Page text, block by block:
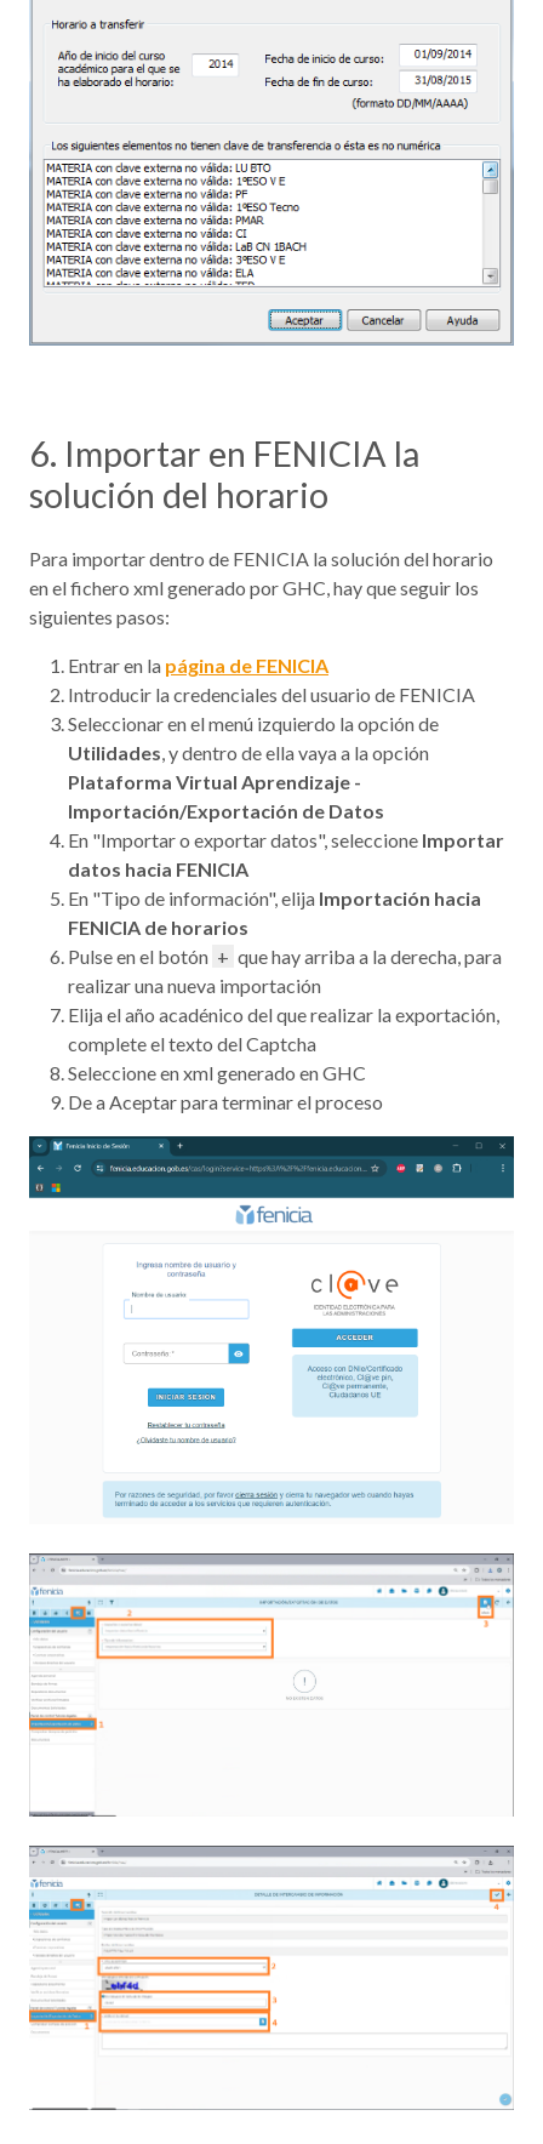
6. Importar en FENICIA la
solución del horario
Para importar dentro de FENICIA la solución del horario
en el fichero xml generado por GHC, hay que seguir los
siguientes pasos:
Entrar en la página de FENICIA
Introducir la credenciales del usuario de FENICIA
Seleccionar en el menú izquierdo la opción de
Utilidades, y dentro de ella vaya a la opción
Plataforma Virtual Aprendizaje -
Importación/Exportación de Datos
En "Importar o exportar datos", seleccione Importar
datos hacia FENICIA
En "Tipo de información", elija Importación hacia
FENICIA de horarios
Pulse en el botón + que hay arriba a la derecha, para
realizar una nueva importación
Elija el año acadénico del que realizar la exportación,
complete el texto del Captcha
Seleccione en xml generado en GHC
De a Aceptar para terminar el proceso